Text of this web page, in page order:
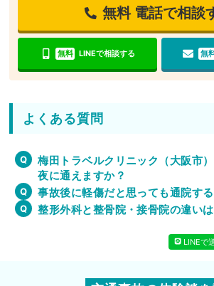
無料 電話で相談
無料 LINEで相談する 無
よくある質問
梅田トラベルクリニック（大阪市
夜に通えますか？
事故後に軽傷だと思っても通院す
整形外科と整骨院・接骨院の違い
LINEで